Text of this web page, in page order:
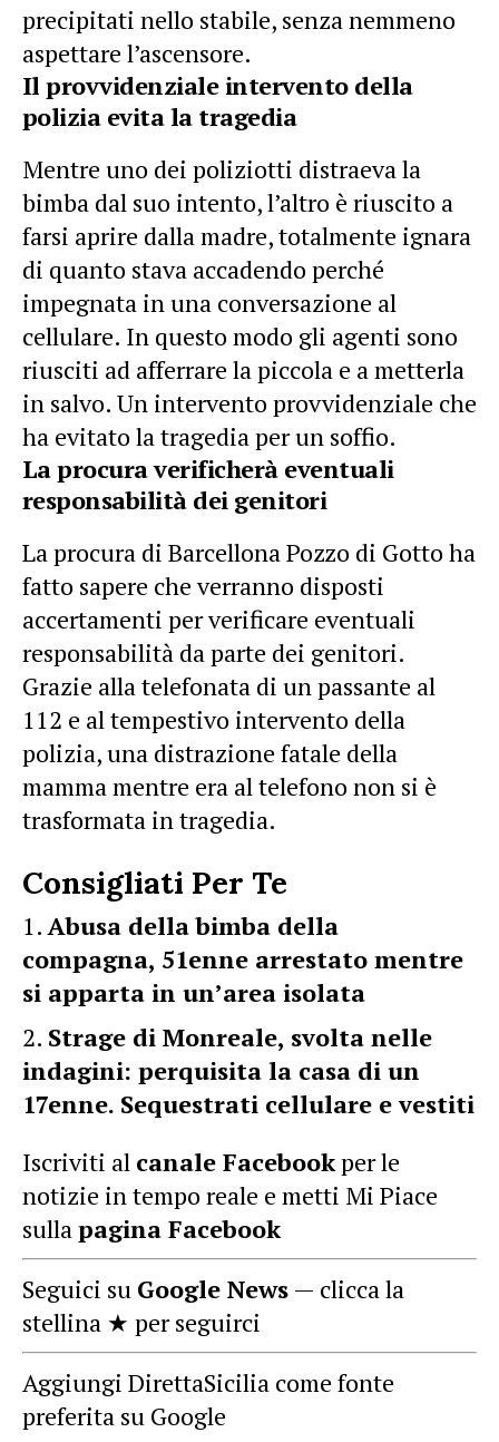
precipitati nello stabile, senza nemmeno
aspettare l’ascensore.
Il provvidenziale intervento della
polizia evita la tragedia
Mentre uno dei poliziotti distraeva la
bimba dal suo intento, l’altro è riuscito a
farsi aprire dalla madre, totalmente ignara
di quanto stava accadendo perché
impegnata in una conversazione al
cellulare. In questo modo gli agenti sono
riusciti ad afferrare la piccola e a metterla
in salvo. Un intervento provvidenziale che
ha evitato la tragedia per un soffio.
La procura verificherà eventuali
responsabilità dei genitori
La procura di Barcellona Pozzo di Gotto ha
fatto sapere che verranno disposti
accertamenti per verificare eventuali
responsabilità da parte dei genitori.
Grazie alla telefonata di un passante al
112 e al tempestivo intervento della
polizia, una distrazione fatale della
mamma mentre era al telefono non si è
trasformata in tragedia.
Consigliati Per Te
Abusa della bimba della
compagna, 51enne arrestato mentre
si apparta in un’area isolata
Strage di Monreale, svolta nelle
indagini: perquisita la casa di un
17enne. Sequestrati cellulare e vestiti
Iscriviti al canale Facebookper le
notizie in tempo reale e metti Mi Piace
sullapagina Facebook
Seguici su Google News — clicca la
stellina ★ per seguirci
Aggiungi DirettaSicilia come fonte
preferita su Google